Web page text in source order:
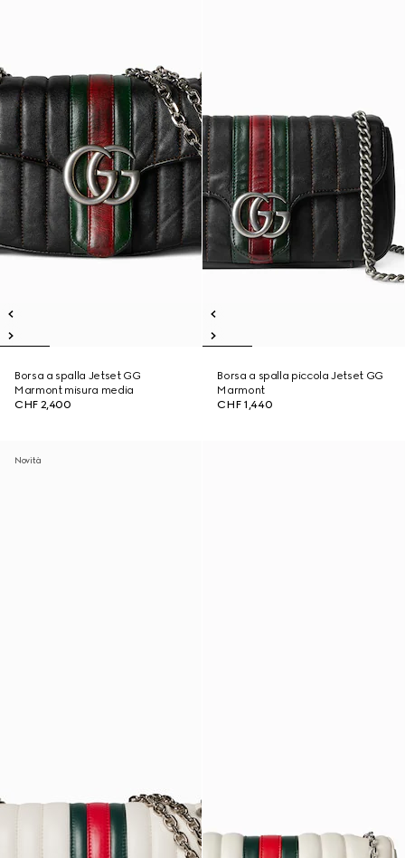
Borsa a spalla Jetset GG
Marmont misura media
CHF 2,400
Borsa a spalla piccola Jetset GG
Marmont
CHF 1,440
Novità